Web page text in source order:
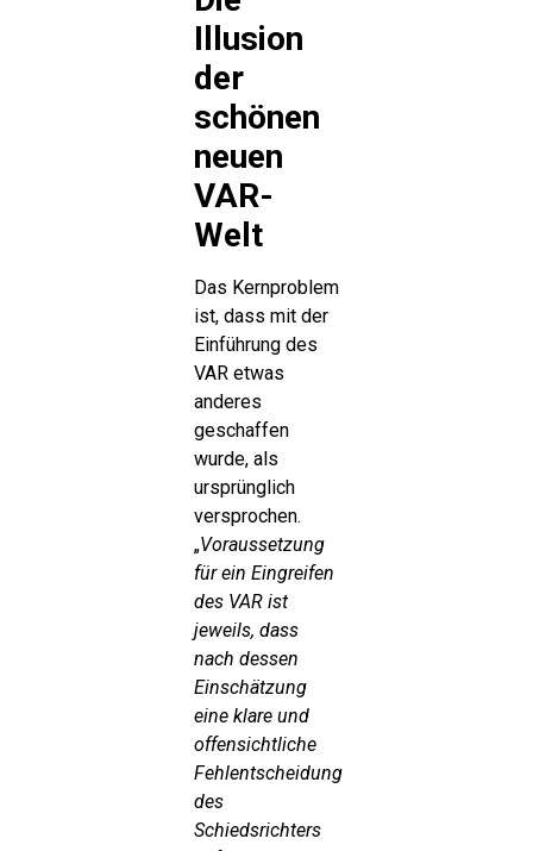
Illusion
der
schönen
neuen
VAR-
Welt
Das Kernproblem
ist, dass mit der
Einführung des
VAR etwas
anderes
geschaffen
wurde, als
ursprünglich
versprochen.
„Voraussetzung
für ein Eingreifen
des VAR ist
jeweils, dass
nach dessen
Einschätzung
eine klare und
offensichtliche
Fehlentscheidung
des
Schiedsrichters